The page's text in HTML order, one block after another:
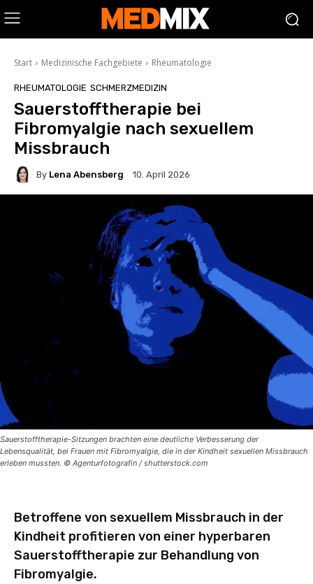
Start Medizinische Fachgebiete Rheumatologie
RHEUMATOLOGIE SCHMERZMEDIZIN
Sauerstofftherapie bei
Fibromyalgie nach sexuellem
Missbrauch
By Lena Abensberg 10. April 2026
Sauerstofftherapie-Sitzungen brachten eine deutliche Verbesserung der
Lebensqualität, bei Frauen mit Fibromyalgie, die in der Kindheit sexuellen Missbrauch
erleben mussten. © Agenturfotografin / shutterstock.com
Betroffene von sexuellem Missbrauch in der
Kindheit profitieren von einer hyperbaren
Sauerstofftherapie zur Behandlung von
Fibromyalgie.